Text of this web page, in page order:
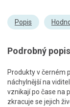
Popis
Podrobný popis
Produkty v černém
náchylnější na
vznikají po čase na
zkracuje se jejich